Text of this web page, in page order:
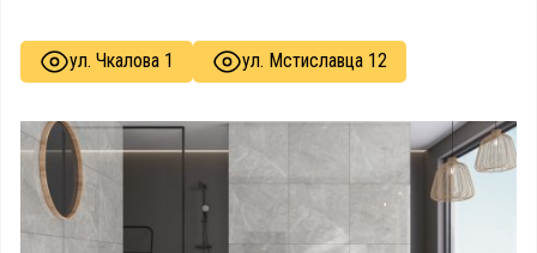
ул. Чкалова 1 ул. Мстиславца 12